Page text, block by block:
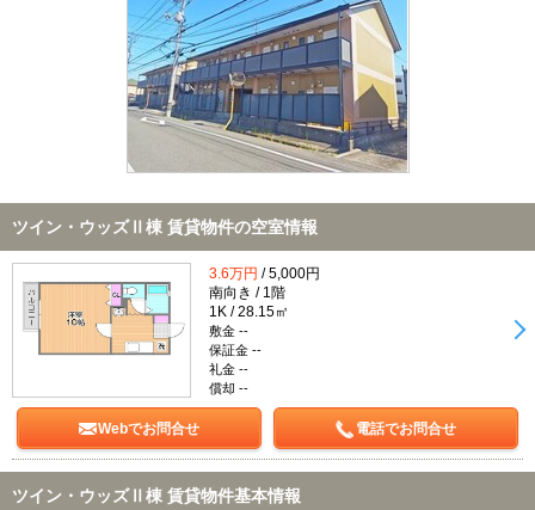
不動産会社から
TOP
ツイン・ウッズⅡ棟 賃貸物件の空室情報
3.6万円 / 5,000円
南向き / 1階
1K / 28.15㎡
敷金 --
保証金 --
礼金 --
償却 --
Webでお問合せ 電話でお問合せ
ツイン・ウッズⅡ棟 賃貸物件基本情報